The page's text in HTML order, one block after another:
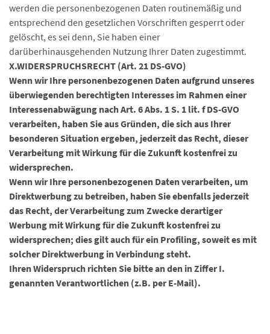
werden die personenbezogenen Daten routinemäßig und
entsprechend den gesetzlichen Vorschriften gesperrt oder
gelöscht, es sei denn, Sie haben einer
darüberhinausgehenden Nutzung Ihrer Daten zugestimmt.
X.WIDERSPRUCHSRECHT (Art. 21 DS-GVO)
Wenn wir Ihre personenbezogenen Daten aufgrund unseres
überwiegenden berechtigten Interesses im Rahmen einer
Interessenabwägung nach Art. 6 Abs. 1 S. 1 lit. f DS-GVO
verarbeiten, haben Sie aus Gründen, die sich aus Ihrer
besonderen Situation ergeben, jederzeit das Recht, dieser
Verarbeitung mit Wirkung für die Zukunft kostenfrei zu
widersprechen.
Wenn wir Ihre personenbezogenen Daten verarbeiten, um
Direktwerbung zu betreiben, haben Sie ebenfalls jederzeit
das Recht, der Verarbeitung zum Zwecke derartiger
Werbung mit Wirkung für die Zukunft kostenfrei zu
widersprechen; dies gilt auch für ein Profiling, soweit es mit
solcher Direktwerbung in Verbindung steht.
Ihren Widerspruch richten Sie bitte an den in Ziffer I.
genannten Verantwortlichen (z.B. per E-Mail).